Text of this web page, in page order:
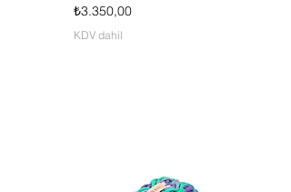
Fiyat
₺3.350,00
KDV dahil